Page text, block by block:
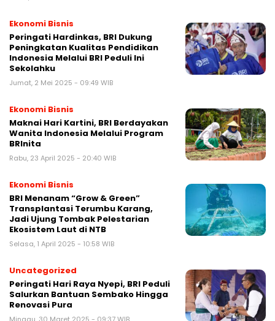
Ekonomi Bisnis
Peringati Hardinkas, BRI Dukung
Peningkatan Kualitas Pendidikan
Indonesia Melalui BRI Peduli Ini
Sekolahku
Jumat, 2 Mei 2025 - 09:49 WIB
Ekonomi Bisnis
Maknai Hari Kartini, BRI Berdayakan
Wanita Indonesia Melalui Program
BRInita
Rabu, 23 April 2025 - 20:40 WIB
Ekonomi Bisnis
BRI Menanam “Grow & Green”
Transplantasi Terumbu Karang,
Jadi Ujung Tombak Pelestarian
Ekosistem Laut di NTB
Selasa, 1 April 2025 - 10:58 WIB
Uncategorized
Peringati Hari Raya Nyepi, BRI Peduli
Salurkan Bantuan Sembako Hingga
Renovasi Pura